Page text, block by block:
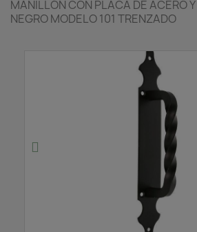
MANILLÓN CON PLACA DE ACERO
NEGRO MODELO 101 TRENZADO